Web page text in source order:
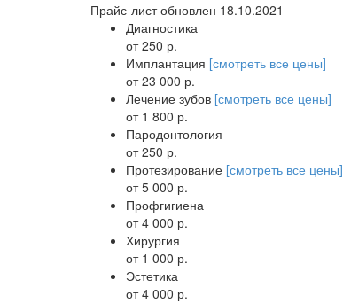
Прайс-лист обновлен 18.10.2021
Диагностика
от 250 р.
Имплантация [смотреть все цены]
от 23 000 р.
Лечение зубов [смотреть все цены]
от 1 800 р.
Пародонтология
от 250 р.
Протезирование [смотреть все цены]
от 5 000 р.
Профгигиена
от 4 000 р.
Хирургия
от 1 000 р.
Эстетика
от 4 000 р.